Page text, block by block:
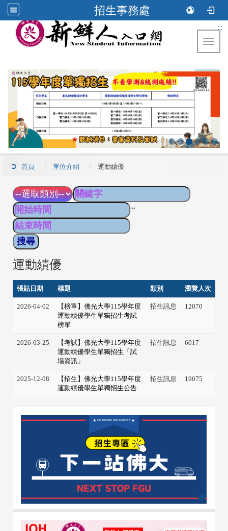
招生事務處
:::
首頁 單位介紹 運動績優
~
運動績優
張貼日期 標題 類別 瀏覽人次
2026-04-02
【榜單】佛光大學115學年度
運動績優學生單獨招生考試
榜單
招生訊息 12070
2026-03-25
【考試】佛光大學115學年度
運動績優學生單獨招生「試
場資訊」
招生訊息 6017
2025-12-08
【招生】佛光大學115學年度
運動績優學生單獨招生公告
招生訊息 19075